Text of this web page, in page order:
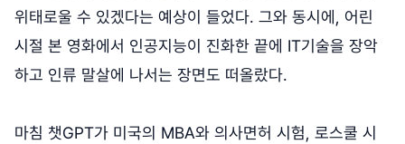
위태로울 수 있겠다는 예상이 들었다. 그와 동시에, 어린
시절 본 영화에서 인공지능이 진화한 끝에 IT기술을 장악
하고 인류 말살에 나서는 장면도 떠올랐다.
마침 챗GPT가 미국의 MBA와 의사면허 시험, 로스쿨 시